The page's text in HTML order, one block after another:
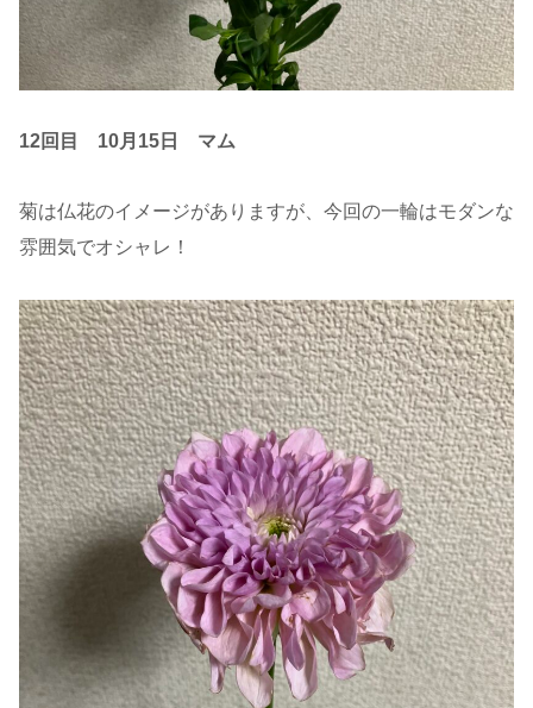
12回目 10月15日 マム
菊は仏花のイメージがありますが、今回の一輪はモダンな
雰囲気でオシャレ！